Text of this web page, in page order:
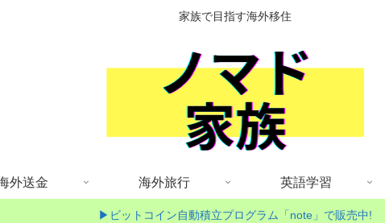
家族で目指す海外移住
外送金 海外旅行 英語学習
▶ビットコイン自動積立プログラム「note」で販売中!